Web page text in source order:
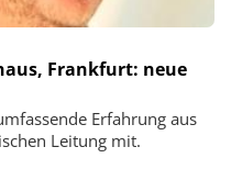
Frankfurt: neue
Erfahrung aus
Leitung mit.